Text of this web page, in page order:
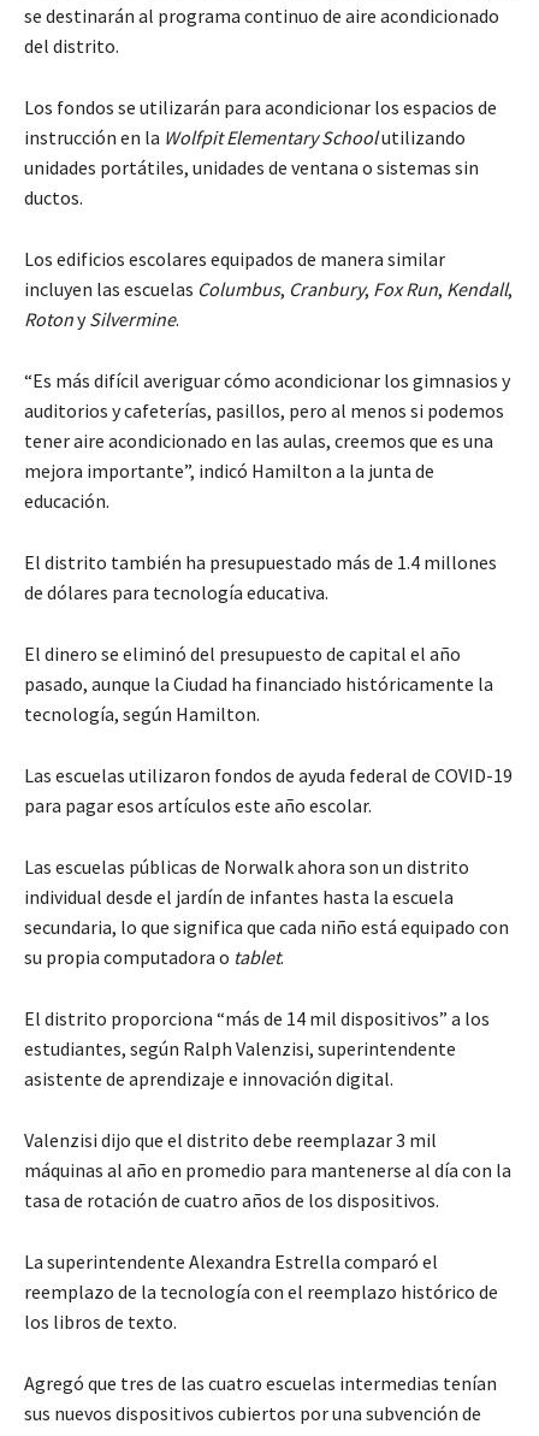
se destinarán al programa continuo de aire acondicionado
del distrito.
Los fondos se utilizarán para acondicionar los espacios de
instrucción en la Wolfpit Elementary Schoolutilizando
unidades portátiles, unidades de ventana o sistemas sin
ductos.
Los edificios escolares equipados de manera similar
incluyen las escuelas Columbus, Cranbury, Fox Run, Kendall,
RotonySilvermine.
“Es más difícil averiguar cómo acondicionar los gimnasios y
auditorios y cafeterías, pasillos, pero al menos si podemos
tener aire acondicionado en las aulas, creemos que es una
mejora importante”, indicó Hamilton a la junta de
educación.
El distrito también ha presupuestado más de 1.4 millones
de dólares para tecnología educativa.
El dinero se eliminó del presupuesto de capital el año
pasado, aunque la Ciudad ha financiado históricamente la
tecnología, según Hamilton.
Las escuelas utilizaron fondos de ayuda federal de COVID-19
para pagar esos artículos este año escolar.
Las escuelas públicas de Norwalk ahora son un distrito
individual desde el jardín de infantes hasta la escuela
secundaria, lo que significa que cada niño está equipado con
su propia computadora o tablet.
El distrito proporciona “más de 14 mil dispositivos” a los
estudiantes, según Ralph Valenzisi, superintendente
asistente de aprendizaje e innovación digital.
Valenzisi dijo que el distrito debe reemplazar 3 mil
máquinas al año en promedio para mantenerse al día con la
tasa de rotación de cuatro años de los dispositivos.
La superintendente Alexandra Estrella comparó el
reemplazo de la tecnología con el reemplazo histórico de
los libros de texto.
Agregó que tres de las cuatro escuelas intermedias tenían
sus nuevos dispositivos cubiertos por una subvención de